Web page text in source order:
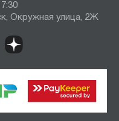
Окружная улица, 2Ж